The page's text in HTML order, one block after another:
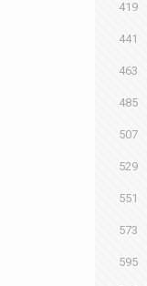
419
441
463
485
507
529
551
573
595